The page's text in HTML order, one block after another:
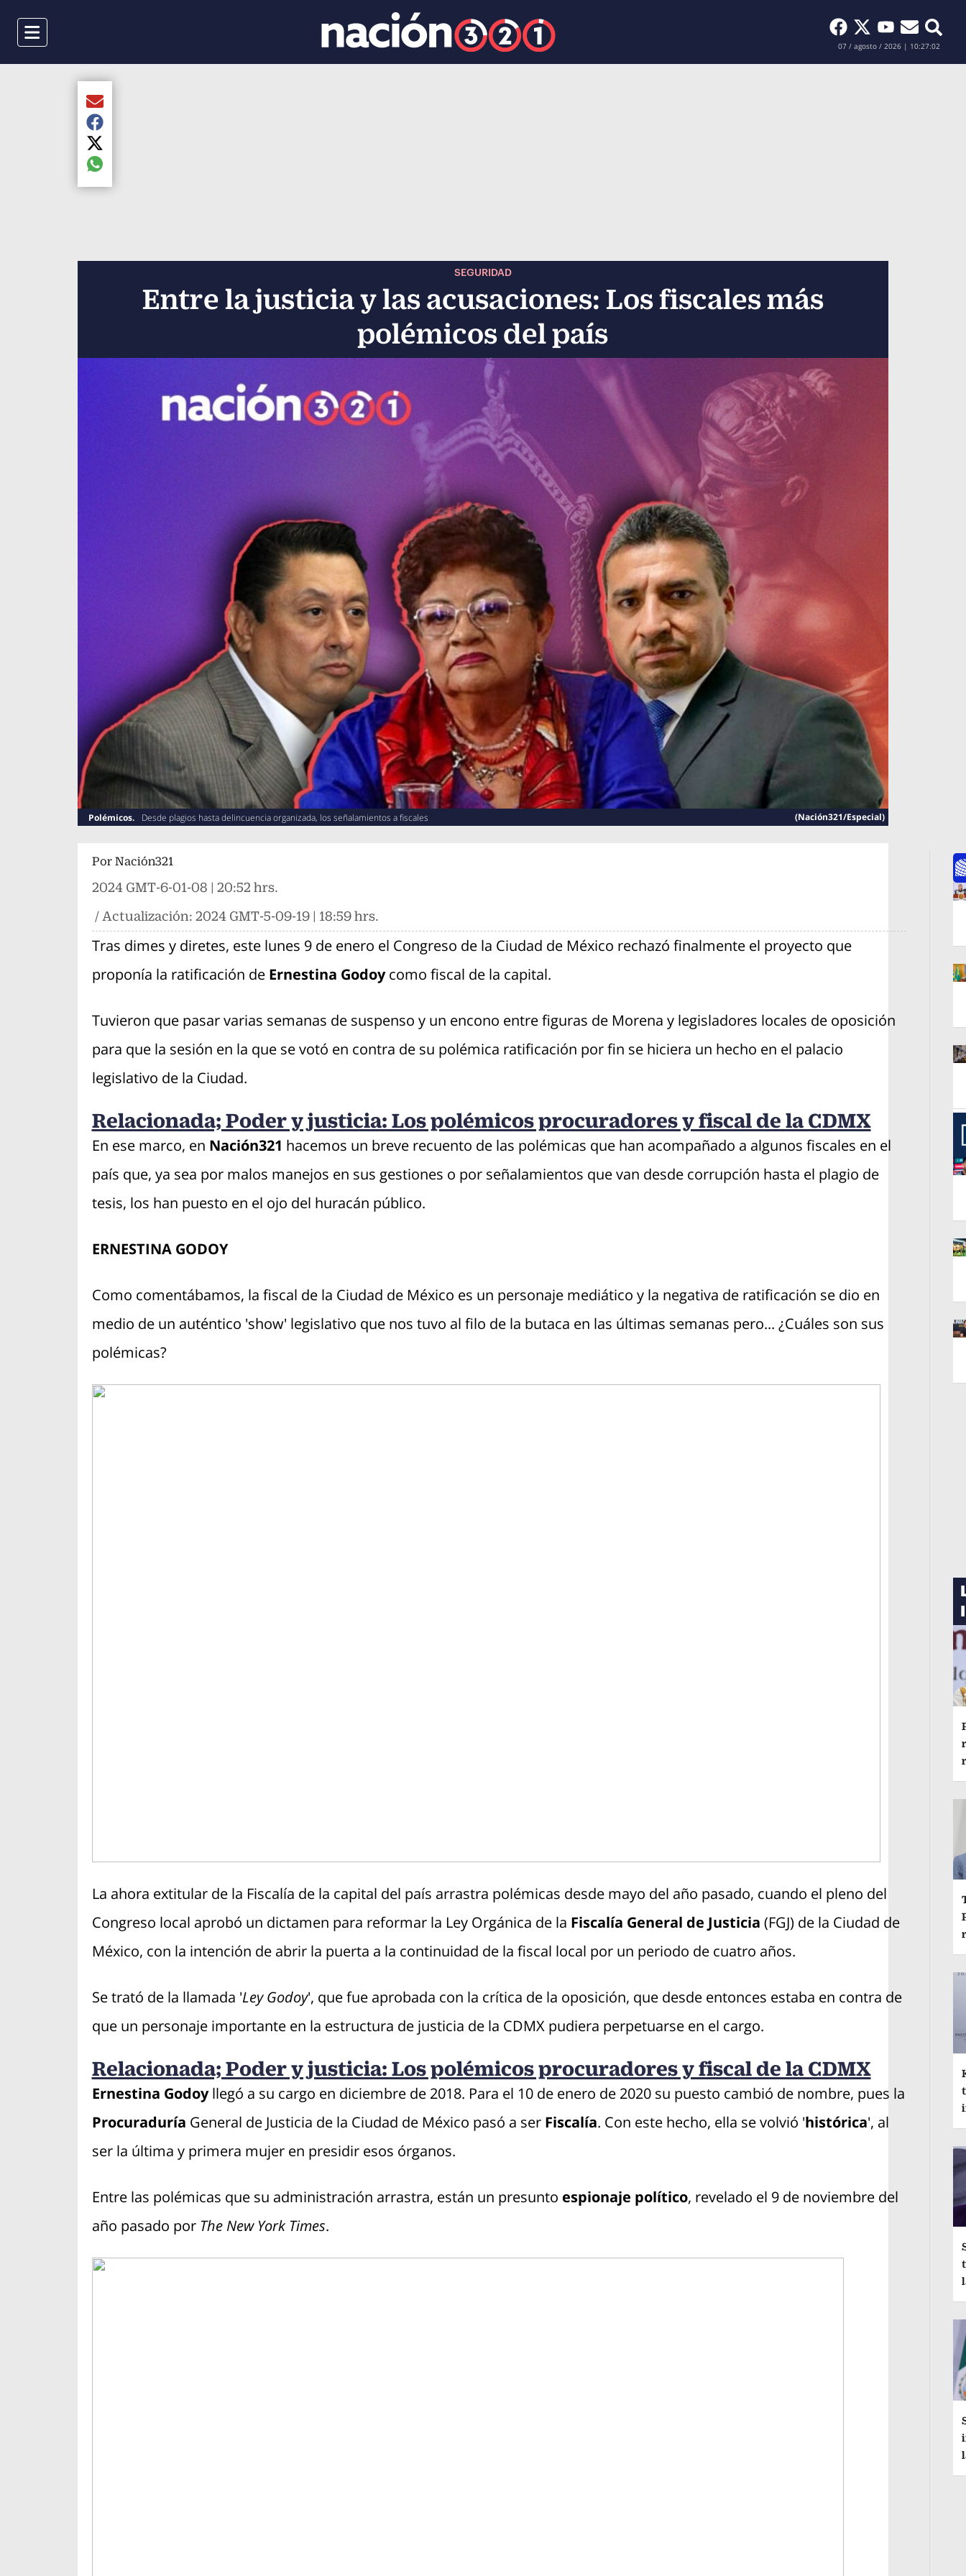
Menu Buscar
07 / agosto / 2026 | 10:27:04
SEGURIDAD
Entre la justicia y las acusaciones: Los fiscales más
polémicos del país
Polémicos. Desde plagios hasta delincuencia organizada, los señalamientos a fiscales (Nación321/Especial)
Compartir el artículo actual mediante Email
Compartir el artículo actual mediante Facebook
Compartir el artículo actual mediante Twitter
Compartir el artículo actual mediante global.social-whatsapp
Por Nación321
2024 GMT-6-01-08 | 20:52 hrs.
/ Actualización: 2024 GMT-5-09-19 | 18:59 hrs.
Tras dimes y diretes, este lunes 9 de enero el Congreso de la Ciudad de México rechazó finalmente el proyecto que
proponía la ratificación de Ernestina Godoycomo fiscal de la capital.
Tuvieron que pasar varias semanas de suspenso y un encono entre figuras de Morena y legisladores locales de oposición
para que la sesión en la que se votó en contra de su polémica ratificación por fin se hiciera un hecho en el palacio
legislativo de la Ciudad.
Relacionada; Poder y justicia: Los polémicos procuradores y fiscal de la CDMX
En ese marco, en Nación321 hacemos un breve recuento de las polémicas que han acompañado a algunos fiscales en el
país que, ya sea por malos manejos en sus gestiones o por señalamientos que van desde corrupción hasta el plagio de
tesis, los han puesto en el ojo del huracán público.
ERNESTINA GODOY
Como comentábamos, la fiscal de la Ciudad de México es un personaje mediático y la negativa de ratificación se dio en
medio de un auténtico 'show' legislativo que nos tuvo al filo de la butaca en las últimas semanas pero... ¿Cuáles son sus
polémicas?
La ahora extitular de la Fiscalía de la capital del país arrastra polémicas desde mayo del año pasado, cuando el pleno del
Congreso local aprobó un dictamen para reformar la Ley Orgánica de la Fiscalía General de Justicia (FGJ) de la Ciudad de
México, con la intención de abrir la puerta a la continuidad de la fiscal local por un periodo de cuatro años.
Se trató de la llamada 'Ley Godoy', que fue aprobada con la crítica de la oposición, que desde entonces estaba en contra de
que un personaje importante en la estructura de justicia de la CDMX pudiera perpetuarse en el cargo.
Relacionada; Poder y justicia: Los polémicos procuradores y fiscal de la CDMX
Ernestina Godoyllegó a su cargo en diciembre de 2018. Para el 10 de enero de 2020 su puesto cambió de nombre, pues la
Procuraduría General de Justicia de la Ciudad de México pasó a ser Fiscalía. Con este hecho, ella se volvió 'histórica', al
ser la última y primera mujer en presidir esos órganos.
Entre las polémicas que su administración arrastra, están un presunto espionaje político, revelado el 9 de noviembre del
año pasado por The New York Times.